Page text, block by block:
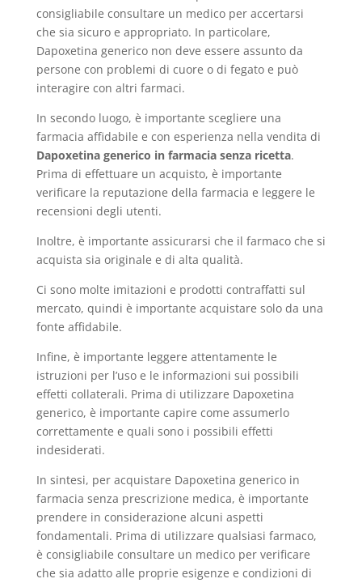
consigliabile consultare un medico per accertarsi
che sia sicuro e appropriato. In particolare,
Dapoxetina generico non deve essere assunto da
persone con problemi di cuore o di fegato e può
interagire con altri farmaci.
In secondo luogo, è importante scegliere una
farmacia affidabile e con esperienza nella vendita di
Dapoxetina generico in farmacia senza ricetta.
Prima di effettuare un acquisto, è importante
verificare la reputazione della farmacia e leggere le
recensioni degli utenti.
Inoltre, è importante assicurarsi che il farmaco che si
acquista sia originale e di alta qualità.
Ci sono molte imitazioni e prodotti contraffatti sul
mercato, quindi è importante acquistare solo da una
fonte affidabile.
Infine, è importante leggere attentamente le
istruzioni per l’uso e le informazioni sui possibili
effetti collaterali. Prima di utilizzare Dapoxetina
generico, è importante capire come assumerlo
correttamente e quali sono i possibili effetti
indesiderati.
In sintesi, per acquistare Dapoxetina generico in
farmacia senza prescrizione medica, è importante
prendere in considerazione alcuni aspetti
fondamentali. Prima di utilizzare qualsiasi farmaco,
è consigliabile consultare un medico per verificare
che sia adatto alle proprie esigenze e condizioni di